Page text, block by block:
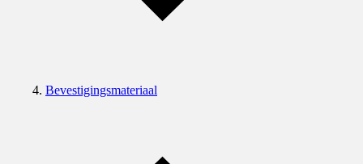
Bevestigingsmateriaal